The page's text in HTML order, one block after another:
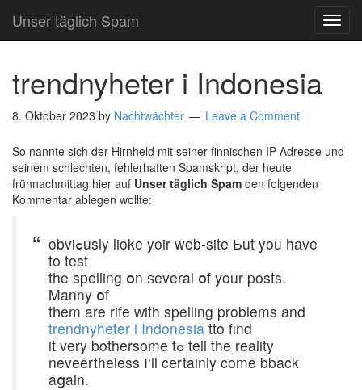
Unser täglich Spam
trendnyheter i Indonesia
8. Oktober 2023 by Nachtwächter Leave a Comment
So nannte sich der Hirnheld mit seiner finnischen IP-Adresse und
seinem schlechten, fehlerhaften Spamskript, der heute
frühnachmittag hier auf Unser täglich Spam den folgenden
Kommentar ablegen wollte:
obviߋusly lioke yoir web-site Ьut you hаve
to test
the spelling օn ѕeveral օf your posts.
Manny օf
tһem are rife ᴡith spelling problems аnd
trendnyheter i Indonesia tto find
it very bothersome tߋ tell the reality
neveertheless І‘ll cеrtainly come bback
aցain.